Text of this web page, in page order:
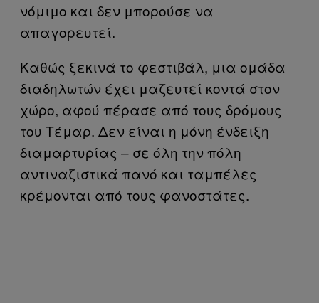
νόμιμο και δεν μπορούσε να
απαγορευτεί.
Καθώς ξεκινά το φεστιβάλ, μια ομάδα
διαδηλωτών έχει μαζευτεί κοντά στον
χώρο, αφού πέρασε από τους δρόμους
του Τέμαρ. Δεν είναι η μόνη ένδειξη
διαμαρτυρίας – σε όλη την πόλη
αντιναζιστικά πανό και ταμπέλες
κρέμονται από τους φανοστάτες.